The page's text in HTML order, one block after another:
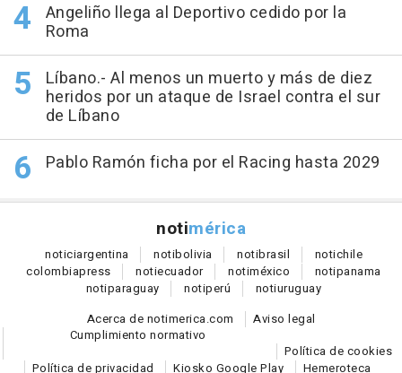
Angeliño llega al Deportivo cedido por la
Roma
Líbano.- Al menos un muerto y más de diez
heridos por un ataque de Israel contra el sur
de Líbano
Pablo Ramón ficha por el Racing hasta 2029
notimérica
noticiargentina notibolivia notibrasil notichile
colombiapress notiecuador notiméxico notipanama
notiparaguay notiperú notiuruguay
Acerca de notimerica.com
Aviso legal
Cumplimiento normativo
Política de cookies
Política de privacidad
Kiosko Google Play Hemeroteca